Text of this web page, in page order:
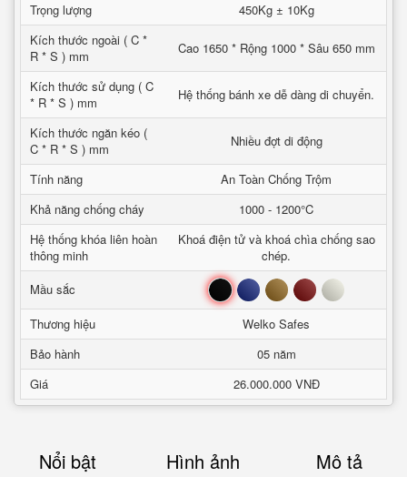
Trọng lượng
450Kg ± 10Kg
Kích thước ngoài ( C *
R * S ) mm
Cao 1650 * Rộng 1000 * Sâu 650 mm
Kích thước sử dụng ( C
* R * S ) mm
Hệ thống bánh xe dễ dàng di chuyển.
Kích thước ngăn kéo (
C * R * S ) mm
Nhiều đợt di động
Tính năng
An Toàn Chống Trộm
Khả năng chống cháy
1000 - 1200°C
Hệ thống khóa liên hoàn
thông minh
Khoá điện tử và khoá chìa chống sao
chép.
Mầu sắc
Đen Xanh Nâu Đỏ Trắng
Thương hiệu
Welko Safes
Bảo hành
05 năm
Giá
26.000.000 VNĐ
Nổi bật Hình ảnh Mô tả